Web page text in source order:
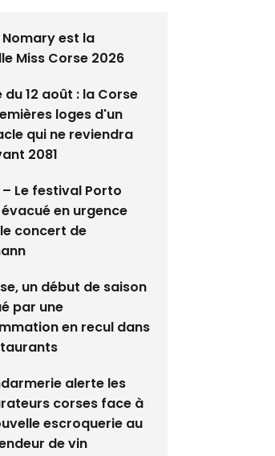
Miss Corse 2026
du 12 août : la Corse
loges d'un
2081
Le festival Porto
en urgence
un début de saison
par une
alerte les
corses face à